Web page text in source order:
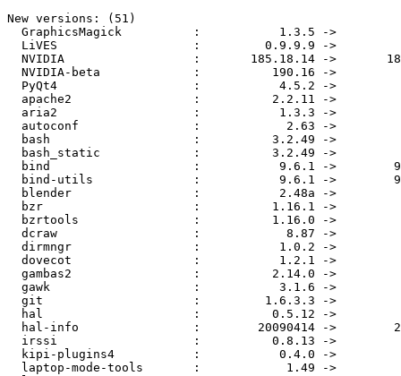
New versions: (51)
GraphicsMagick          :           1.3.5 ->
LiVES                   :         0.9.9.9 ->
NVIDIA                  :       185.18.14 ->
NVIDIA-beta             :          190.16 ->
PyQt4                   :           4.5.2 ->
apache2                 :          2.2.11 ->
aria2                   :           1.3.3 ->
autoconf                :            2.63 ->
bash                    :          3.2.49 ->
bash_static             :          3.2.49 ->
bind                    :           9.6.1 ->
bind-utils              :           9.6.1 ->
blender                 :           2.48a ->
bzr                     :          1.16.1 ->
bzrtools                :          1.16.0 ->
dcraw                   :            8.87 ->
dirmngr                 :           1.0.2 ->
dovecot                 :           1.2.1 ->
gambas2                 :          2.14.0 ->
gawk                    :           3.1.6 ->
git                     :         1.6.3.3 ->
hal                     :          0.5.12 ->
hal-info                :        20090414 ->
irssi                   :          0.8.13 ->
kipi-plugins4           :           0.4.0 ->
laptop-mode-tools       :            1.49 ->